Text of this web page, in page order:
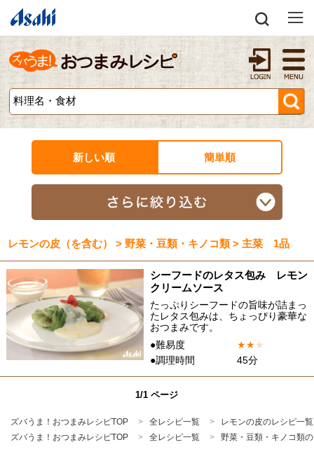
新しい順 簡単順
レモンの皮（を含む） > 野菜・豆類・キノコ類 > 主菜 1品
シーフードのレタス包み レモン
クリームソース
たっぷりシーフードの旨味が詰まっ
たレタス包みは、ちょっぴり豪華な
おつまみです。
●難易度
★★★
●調理時間
45分
1/1 ページ
ズバうま！おつまみレシピTOP 全レシピ一覧
レモンの皮のレシピ一覧
ズバうま！おつまみレシピTOP
全レシピ一覧 野菜・豆類・キノコ類